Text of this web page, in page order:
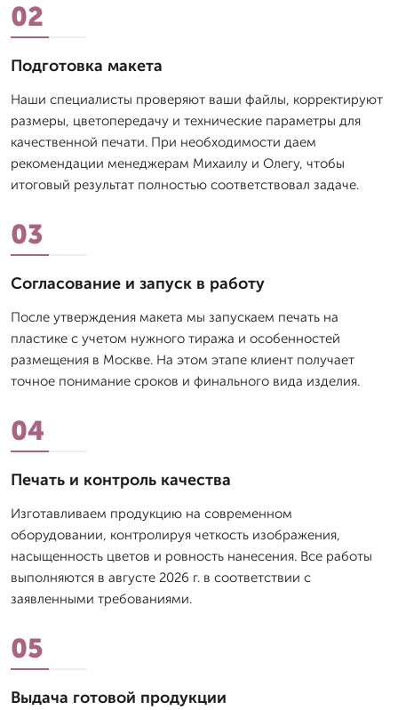
02
Подготовка макета
Наши специалисты проверяют ваши файлы, корректируют
размеры, цветопередачу и технические параметры для
качественной печати. При необходимости даем
рекомендации менеджерам Михаилу и Олегу, чтобы
итоговый результат полностью соответствовал задаче.
03
Согласование и запуск в работу
После утверждения макета мы запускаем печать на
пластике с учетом нужного тиража и особенностей
размещения в Москве. На этом этапе клиент получает
точное понимание сроков и финального вида изделия.
04
Печать и контроль качества
Изготавливаем продукцию на современном
оборудовании, контролируя четкость изображения,
насыщенность цветов и ровность нанесения. Все работы
выполняются в августе 2026 г. в соответствии с
заявленными требованиями.
05
Выдача готовой продукции